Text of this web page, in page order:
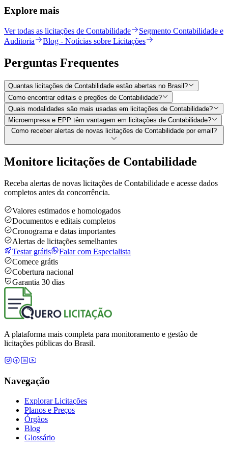
Explore mais
Ver todas as licitações de Contabilidade
Segmento Contabilidade e
Auditoria
Blog - Notícias sobre Licitações
Perguntas Frequentes
Quantas licitações de Contabilidade estão abertas no Brasil?
Como encontrar editais e pregões de Contabilidade?
Quais modalidades são mais usadas em licitações de Contabilidade?
Microempresa e EPP têm vantagem em licitações de Contabilidade?
Como receber alertas de novas licitações de Contabilidade por email?
Monitore licitações de Contabilidade
Receba alertas de novas licitações de Contabilidade e acesse dados
completos antes da concorrência.
Valores estimados e homologados
Documentos e editais completos
Cronograma e datas importantes
Alertas de licitações semelhantes
Testar grátis
Falar com Especialista
Comece grátis
Cobertura nacional
Garantia 30 dias
A plataforma mais completa para monitoramento e gestão de
licitações públicas do Brasil.
Navegação
Explorar Licitações
Planos e Preços
Órgãos
Blog
Glossário